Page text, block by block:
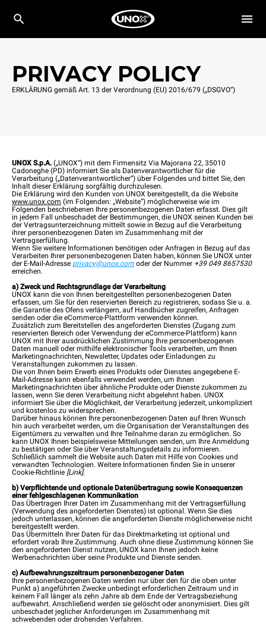
PRIVACY POLICY
ERKLÄRUNG gemäß Art. 13 der Verordnung (EU) 2016/679 („DSGVO“)
UNOX S.p.A. („UNOX“) mit dem Firmensitz Via Majorana 22, 35010
Cadoneghe (PD) informiert Sie als Datenverantwortlicher für die
Verarbeitung („Datenverantwortlicher“) über Folgendes und bittet Sie, den
Inhalt dieser Erklärung sorgfältig durchzulesen.
Die Erklärung wird den Kunden von UNOX bereitgestellt, da die Website
www.unox.com (im Folgenden: „Website“) möglicherweise wie im
Folgenden beschriebenen Ihre personenbezogenen Daten erfasst. Dies gilt
in jedem Fall unbeschadet der Bestimmungen, die UNOX seinen Kunden bei
der Vertragsunterzeichnung mitteilt sowie in Bezug auf die Verarbeitung
ihrer personenbezogenen Daten im Zusammenhang mit der
Vertragserfüllung.
Wenn Sie weitere Informationen benötigen oder Anfragen in Bezug auf das
Verarbeiten Ihrer personenbezogenen Daten haben, können Sie UNOX unter
der E-Mail-Adresse privacy@unox.com oder der Nummer +39 049 8657530
erreichen.
a) Zweck und Rechtsgrundlage der Verarbeitung
UNOX kann die von Ihnen bereitgestellten personenbezogenen Daten
erfassen, um Sie für den reservierten Bereich zu registrieren, sodass Sie u. a.
die Garantie des Ofens verlängern, auf Handbücher zugreifen, Anfragen
senden oder die eCommerce-Plattform verwenden können.
Zusätzlich zum Bereitstellen des angeforderten Dienstes (Zugang zum
reservierten Bereich oder Verwendung der eCommerce-Plattform) kann
UNOX mit Ihrer ausdrücklichen Zustimmung Ihre personenbezogenen
Daten manuell oder mithilfe elektronischer Tools verarbeiten, um Ihnen
Marketingnachrichten, Newsletter, Updates oder Einladungen zu
Veranstaltungen zukommen zu lassen.
Die von Ihnen beim Erwerb eines Produkts oder Dienstes angegebene E-
Mail-Adresse kann ebenfalls verwendet werden, um Ihnen
Marketingnachrichten über ähnliche Produkte oder Dienste zukommen zu
lassen, wenn Sie deren Verarbeitung nicht abgelehnt haben. UNOX
informiert Sie über die Möglichkeit, der Verarbeitung jederzeit, unkompliziert
und kostenlos zu widersprechen.
Darüber hinaus können Ihre personenbezogenen Daten auf Ihren Wunsch
hin auch verarbeitet werden, um die Organisation der Veranstaltungen des
Eigentümers zu verwalten und Ihre Teilnahme daran zu ermöglichen. So
kann UNOX Ihnen beispielsweise Mitteilungen senden, um Ihre Anmeldung
zu bestätigen oder Sie über Veranstaltungsdetails zu informieren.
Schließlich sammelt die Website auch Daten mit Hilfe von Cookies und
verwandten Technologien. Weitere Informationen finden Sie in unserer
Cookie-Richtlinie [Link].
b) Verpflichtende und optionale Datenübertragung sowie Konsequenzen
einer fehlgeschlagenen Kommunikation
Das Übertragen Ihrer Daten im Zusammenhang mit der Vertragserfüllung
(Verwendung des angeforderten Dienstes) ist optional. Wenn Sie dies
jedoch unterlassen, können die angeforderten Dienste möglicherweise nicht
bereitgestellt werden.
Das Übermitteln Ihrer Daten für das Direktmarketing ist optional und
erfordert vorab Ihre Zustimmung. Auch ohne diese Zustimmung können Sie
den angeforderten Dienst nutzen, UNOX kann Ihnen jedoch keine
Werbenachrichten über seine Produkte und Dienste senden.
c) Aufbewahrungszeitraum personenbezogener Daten
Ihre personenbezogenen Daten werden nur über den für die oben unter
Punkt a) angeführten Zwecke unbedingt erforderlichen Zeitraum und in
keinem Fall länger als zehn Jahre ab dem Ende der Vertragsbeziehung
aufbewahrt. Anschließend werden sie gelöscht oder anonymisiert. Dies gilt
unbeschadet jeglicher Anforderungen im Zusammenhang mit
schwebenden oder drohenden Verfahren.